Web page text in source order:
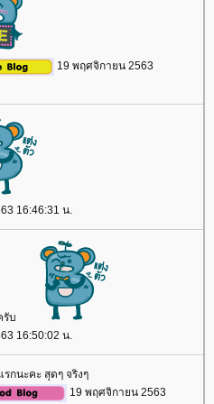
19 พฤศจิกายน 2563
16:46:31 น.
บ
16:50:02 น.
กนะคะ สุดๆ จริงๆ
19 พฤศจิกายน 2563